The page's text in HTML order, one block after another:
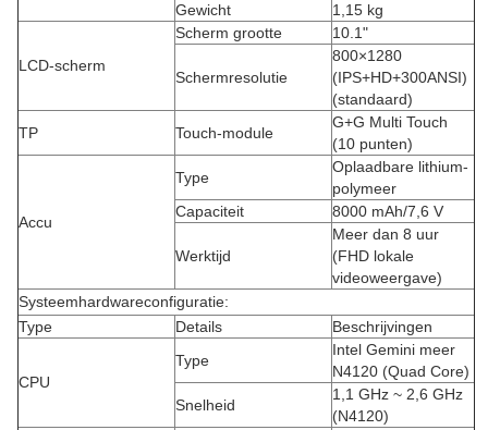
Gewicht
1,15 kg
LCD-scherm
Scherm grootte 10.1"
Schermresolutie
800×1280
(IPS+HD+300ANSI)
(standaard)
TP
Touch-module
G+G Multi Touch
(10 punten)
Accu
Type
Oplaadbare lithium-
polymeer
Capaciteit
8000 mAh/7,6 V
Werktijd
Meer dan 8 uur
(FHD lokale
videoweergave)
Systeemhardwareconfiguratie:
Type
Details Beschrijvingen
CPU
Type
Intel Gemini meer
N4120 (Quad Core)
Snelheid
1,1 GHz ~ 2,6 GHz
(N4120)